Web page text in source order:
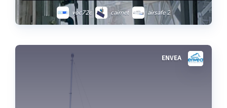
voc72e cairnet airsafe 2
ENVEA